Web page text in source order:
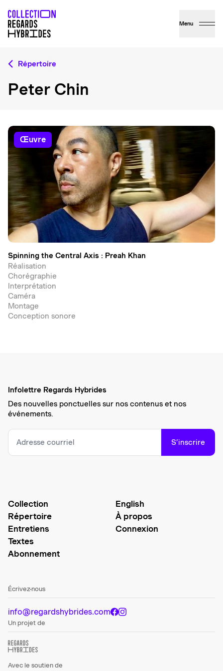
Menu
Répertoire
Peter Chin
œuvre
Spinning the Central Axis : Preah Khan
Réalisation
Chorégraphie
Interprétation
Caméra
Montage
Conception sonore
Infolettre Regards Hybrides
Des nouvelles ponctuelles sur nos contenus et nos
événements.
S’inscrire
Collection
Répertoire
Entretiens
Textes
Abonnement
English
À propos
Connexion
Écrivez-nous
info@regardshybrides.com
Un projet de
Avec le soutien de